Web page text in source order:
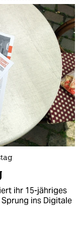
ihr 15-jähriges
ins Digitale